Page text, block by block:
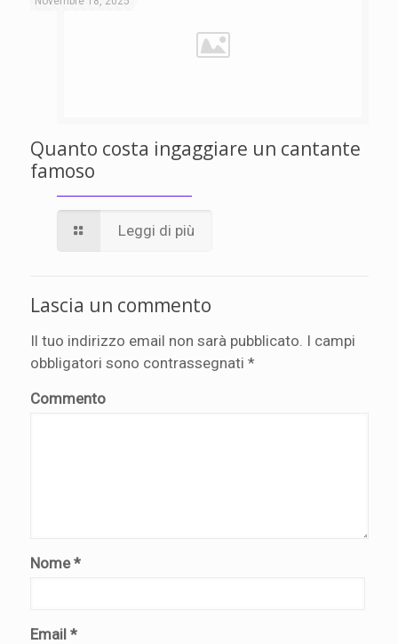
Quanto costa ingaggiare un cantante
famoso
Leggi di più
Lascia un commento
Il tuo indirizzo email non sarà pubblicato. I campi
obbligatori sono contrassegnati *
Commento
Nome*
Email *